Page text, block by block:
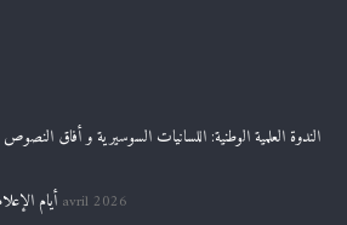
الندوة العلمية الوطنية: اللسانيات السوسيرية و أفاق النصوص
أيام 30 avril 2026